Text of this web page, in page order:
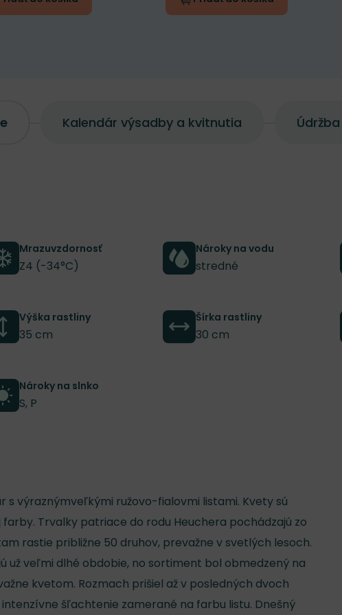
Kalendár výsadby a kvitnutia
Mrazuvzdornosť
Z4 (-34°C)
Nároky na vodu
stredné
Výška rastliny
35 cm
Šírka rastliny
30 cm
Nároky na slnko
S, P
s výraznýmveľkými ružovo-fialovmi listami. Kvety sú
Trvalky patriace do rodu Heuchera pochádzajú zo
rastie približne 50 druhov, prevažne v svetlých lesoch.
už veľmi dlhé obdobie, no sortiment bol obmedzený na
kvetom. Rozmach prišiel až v posledných dvoch
šľachtenie zamerané na farbu listu. Dnešný